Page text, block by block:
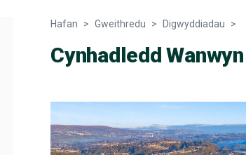
Hafan Gweithredu Digwyddiadau
Cynhadledd Wanwyn